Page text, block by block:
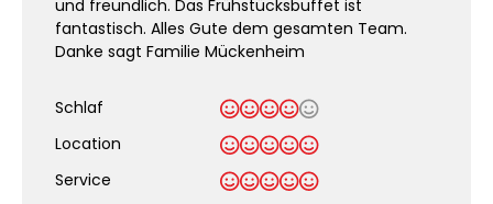
und freundlich. Das Frühstücksbuffet ist
fantastisch. Alles Gute dem gesamten Team.
Danke sagt Familie Mückenheim
Schlaf
Location
Service